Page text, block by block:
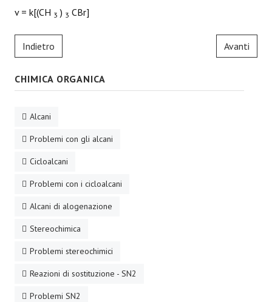
v = k[(CH 3 ) 3 CBr]
Indietro Avanti
CHIMICA ORGANICA
Alcani
Problemi con gli alcani
Cicloalcani
Problemi con i cicloalcani
Alcani di alogenazione
Stereochimica
Problemi stereochimici
Reazioni di sostituzione - SN2
Problemi SN2